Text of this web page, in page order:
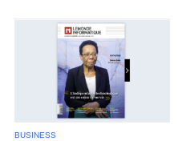
BUSINESS